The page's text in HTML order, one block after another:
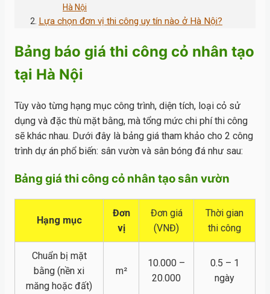
Hà Nội
Lựa chọn đơn vị thi công uy tín nào ở Hà Nội?
Bảng báo giá thi công cỏ nhân tạo
tại Hà Nội
Tùy vào từng hạng mục công trình, diện tích, loại cỏ sử
dụng và đặc thù mặt bằng, mà tổng mức chi phí thi công
sẽ khác nhau. Dưới đây là bảng giá tham khảo cho 2 công
trình dự án phổ biến: sân vườn và sân bóng đá như sau:
Bảng giá thi công cỏ nhân tạo sân vườn
Hạng mục
Đơn
vị
Đơn giá
(VNĐ)
Thời gian
thi công
Chuẩn bị mặt
bằng (nền xi
măng hoặc đất)
m²
10.000 –
20.000
0.5 – 1
ngày